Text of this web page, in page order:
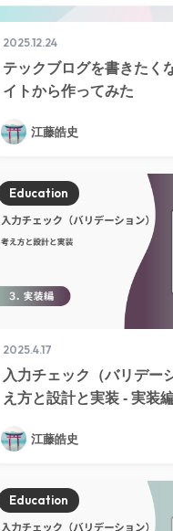
2025.12.24
テックブログを書きたく
イトから作ってみた
江藤皓史
2025.4.17
入力チェック（バリデー
え方と設計と実装 - 実装
Education
江藤皓史
Education